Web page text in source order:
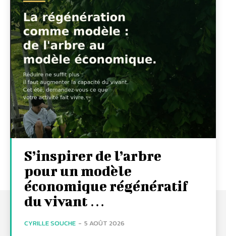
S’inspirer de l’arbre
pour un modèle
économique régénératif
du vivant …
CYRILLE SOUCHE - 5 AOÛT 2026